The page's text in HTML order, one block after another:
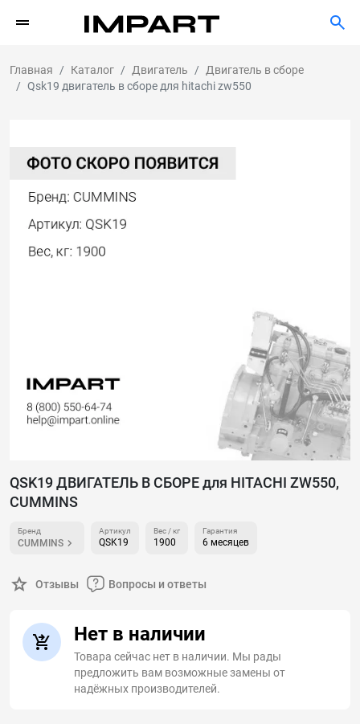
Главная Каталог Двигатель
Двигатель в сборе
Qsk19 двигатель в сборе для hitachi zw550
QSK19 ДВИГАТЕЛЬ В СБОРЕ для HITACHI ZW550,
CUMMINS
Бренд
CUMMINS
Артикул
QSK19
Вес / кг
1900
Гарантия
6 месяцев
Отзывы Вопросы и ответы
Нет в наличии
Товара сейчас нет в наличии. Мы рады
предложить вам возможные замены от
надёжных производителей.